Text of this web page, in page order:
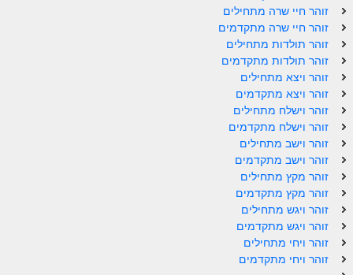
זוהר ואתחנן למתקדמים
זוהר עקב מתחילים
זוהר הקדוש עקב למתקדמים
זהר שופטים מתקדמים
זוהר כי תצא מתחילים
זוהר כי תצא מתקדמים
זוהר חיי שרה מתחילים
זוהר חיי שרה מתקדמים
זוהר תולדות מתחילים
זוהר תולדות מתקדמים
זוהר ויצא מתחילים
זוהר ויצא מתקדמים
זוהר וישלח מתחילים
זוהר וישלח מתקדמים
זוהר וישב מתחילים
זוהר וישב מתקדמים
זוהר מקץ מתחילים
זוהר מקץ מתקדמים
זוהר ויגש מתחילים
זוהר ויגש מתקדמים
זוהר ויחי מתחילים
זוהר ויחי מתקדמים